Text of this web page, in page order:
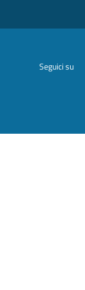
Seguici su